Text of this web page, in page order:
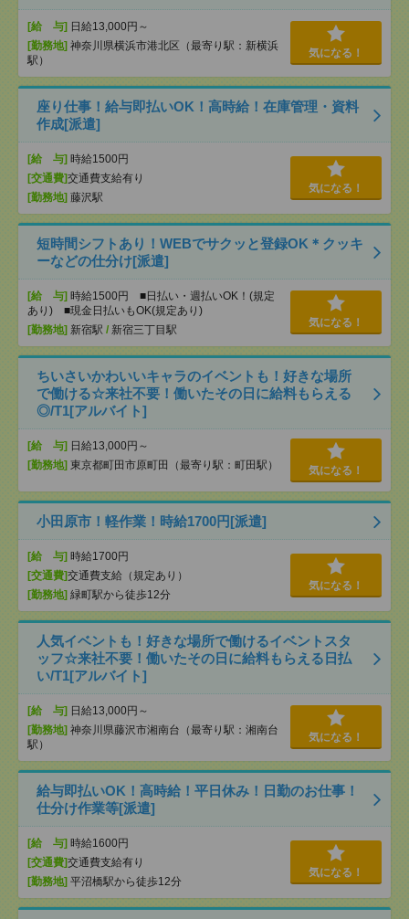
[給 与] 日給13,000円～
[勤務地] 神奈川県横浜市港北区（最寄り駅：新横浜
駅）
気になる！
座り仕事！給与即払いOK！高時給！在庫管理・資料
作成[派遣]
[給 与] 時給1500円
[交通費]交通費支給有り
[勤務地] 藤沢駅
気になる！
短時間シフトあり！WEBでサクッと登録OK＊クッキ
ーなどの仕分け[派遣]
[給 与] 時給1500円 ■日払い・週払いOK！(規定
あり) ■現金日払いもOK(規定あり)
[勤務地] 新宿駅 / 新宿三丁目駅
気になる！
ちいさいかわいいキャラのイベントも！好きな場所
で働ける☆来社不要！働いたその日に給料もらえる
◎/T1[アルバイト]
[給 与] 日給13,000円～
[勤務地] 東京都町田市原町田（最寄り駅：町田駅） 気になる！
小田原市！軽作業！時給1700円[派遣]
[給 与] 時給1700円
[交通費]交通費支給（規定あり）
[勤務地] 緑町駅から徒歩12分
気になる！
人気イベントも！好きな場所で働けるイベントスタ
ッフ☆来社不要！働いたその日に給料もらえる日払
い/T1[アルバイト]
[給 与] 日給13,000円～
[勤務地] 神奈川県藤沢市湘南台（最寄り駅：湘南台
駅）
気になる！
給与即払いOK！高時給！平日休み！日勤のお仕事！
仕分け作業等[派遣]
[給 与] 時給1600円
[交通費]交通費支給有り
[勤務地] 平沼橋駅から徒歩12分
気になる！